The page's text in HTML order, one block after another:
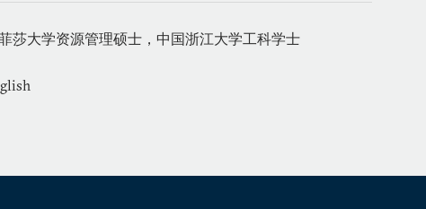
莎大学资源管理硕士，中国浙江大学工科学士